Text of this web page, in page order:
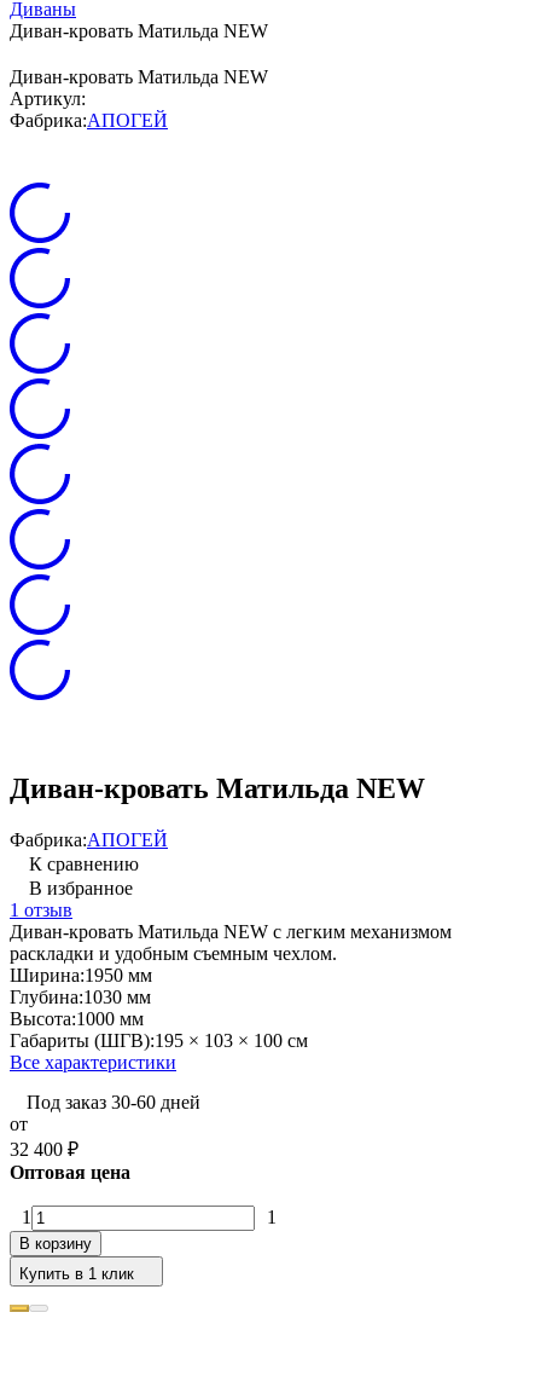
Диваны
Диван-кровать Матильда NEW
Диван-кровать Матильда NEW
Артикул:
Фабрика:АПОГЕЙ
Диван-кровать Матильда NEW
Фабрика:АПОГЕЙ
К сравнению
В избранное
1 отзыв
Диван-кровать Матильда NEW с легким механизмом
раскладки и удобным съемным чехлом.
Ширина:1950 мм
Глубина:1030 мм
Высота:1000 мм
Габариты (ШГВ):195 × 103 × 100 см
Все характеристики
Под заказ 30-60 дней
от
32 400 ₽
Оптовая цена
1 1
В корзину
Купить в 1 клик